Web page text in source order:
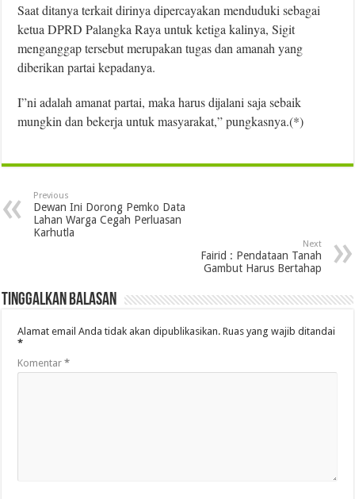
Saat ditanya terkait dirinya dipercayakan menduduki sebagai
ketua DPRD Palangka Raya untuk ketiga kalinya, Sigit
menganggap tersebut merupakan tugas dan amanah yang
diberikan partai kepadanya.
I”ni adalah amanat partai, maka harus dijalani saja sebaik
mungkin dan bekerja untuk masyarakat,” pungkasnya.(*)
Previous
Dewan Ini Dorong Pemko Data
Lahan Warga Cegah Perluasan
Karhutla
Next
Fairid : Pendataan Tanah
Gambut Harus Bertahap
Tinggalkan Balasan
Alamat email Anda tidak akan dipublikasikan. Ruas yang wajib ditandai
*
Komentar*